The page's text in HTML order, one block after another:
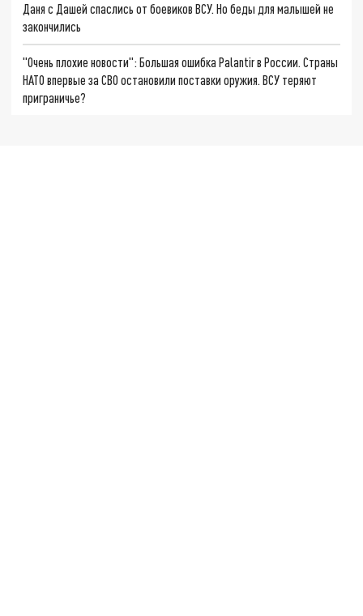
Даня с Дашей спаслись от боевиков ВСУ. Но беды для малышей не
закончились
"Очень плохие новости": Большая ошибка Palantir в России. Страны
НАТО впервые за СВО остановили поставки оружия. ВСУ теряют
приграничье?